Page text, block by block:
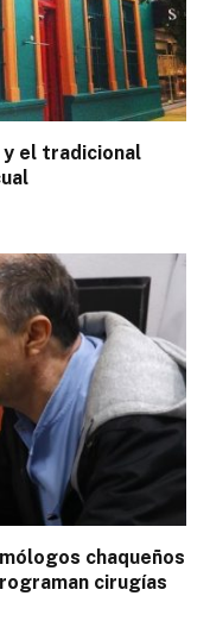
y el tradicional
chaqueños
cirugías